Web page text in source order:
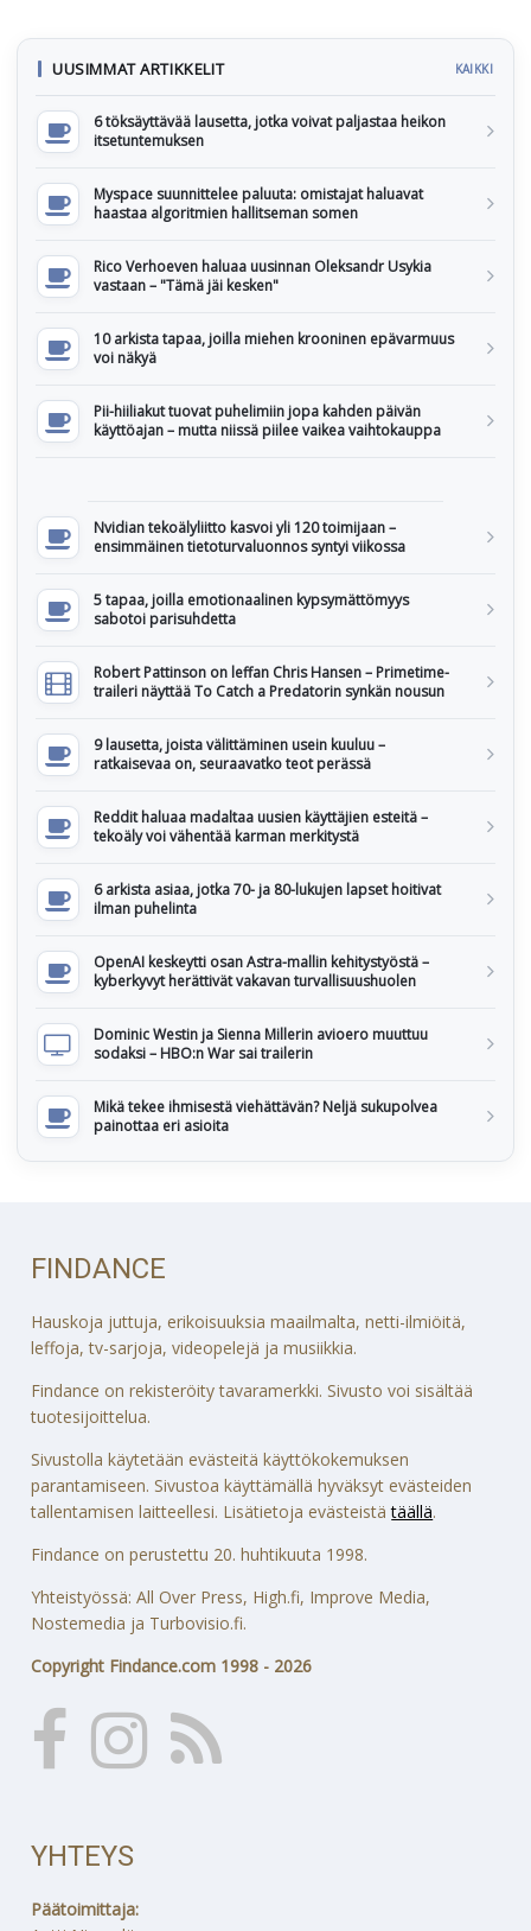
UUSIMMAT ARTIKKELIT KAIKKI
6 töksäyttävää lausetta, jotka voivat paljastaa heikon
itsetuntemuksen
Myspace suunnittelee paluuta: omistajat haluavat
haastaa algoritmien hallitseman somen
Rico Verhoeven haluaa uusinnan Oleksandr Usykia
vastaan – "Tämä jäi kesken"
10 arkista tapaa, joilla miehen krooninen epävarmuus
voi näkyä
Pii-hiiliakut tuovat puhelimiin jopa kahden päivän
käyttöajan – mutta niissä piilee vaikea vaihtokauppa
Nvidian tekoälyliitto kasvoi yli 120 toimijaan –
ensimmäinen tietoturvaluonnos syntyi viikossa
5 tapaa, joilla emotionaalinen kypsymättömyys
sabotoi parisuhdetta
Robert Pattinson on leffan Chris Hansen – Primetime-
traileri näyttää To Catch a Predatorin synkän nousun
9 lausetta, joista välittäminen usein kuuluu –
ratkaisevaa on, seuraavatko teot perässä
Reddit haluaa madaltaa uusien käyttäjien esteitä –
tekoäly voi vähentää karman merkitystä
6 arkista asiaa, jotka 70- ja 80-lukujen lapset hoitivat
ilman puhelinta
OpenAI keskeytti osan Astra-mallin kehitystyöstä –
kyberkyvyt herättivät vakavan turvallisuushuolen
Dominic Westin ja Sienna Millerin avioero muuttuu
sodaksi – HBO:n War sai trailerin
Mikä tekee ihmisestä viehättävän? Neljä sukupolvea
painottaa eri asioita
FINDANCE
Hauskoja juttuja, erikoisuuksia maailmalta, netti-ilmiöitä,
leffoja, tv-sarjoja, videopelejä ja musiikkia.
Findance on rekisteröity tavaramerkki. Sivusto voi sisältää
tuotesijoittelua.
Sivustolla käytetään evästeitä käyttökokemuksen
parantamiseen. Sivustoa käyttämällä hyväksyt evästeiden
tallentamisen laitteellesi. Lisätietoja evästeistätäällä.
Findance on perustettu 20. huhtikuuta 1998.
Yhteistyössä: All Over Press, High.fi, Improve Media,
Nostemedia ja Turbovisio.fi.
Copyright Findance.com 1998 - 2026
YHTEYS
Päätoimittaja: